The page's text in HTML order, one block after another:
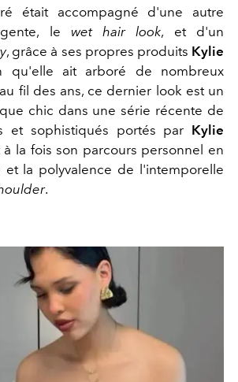
était accompagné d'une autre
le
wet hair look, et d'un
, grâce à ses propres produits Kylie
qu'elle ait arboré de nombreux
fil des ans, ce dernier look est un
chic dans une série récente de
et sophistiqués portés par Kylie
à la fois son parcours personnel en
et la polyvalence de l'intemporelle
.